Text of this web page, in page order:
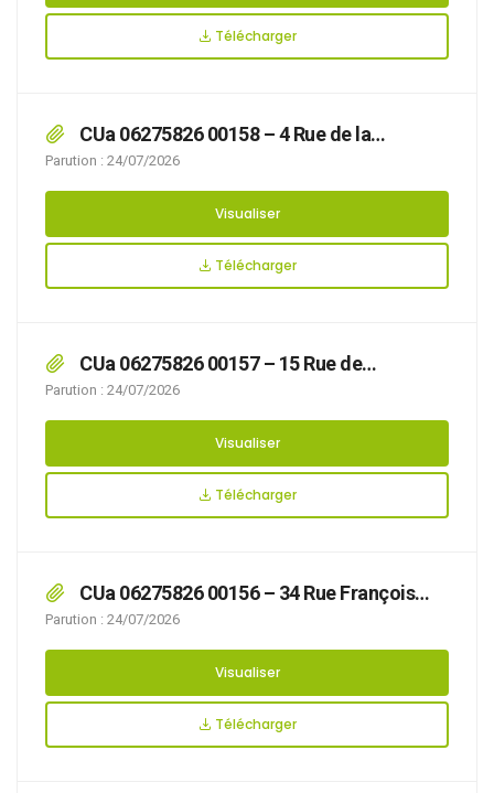
Télécharger
CUa 06275826 00158 – 4 Rue de la
Chaudière
Parution : 24/07/2026
Visualiser
Télécharger
CUa 06275826 00157 – 15 Rue de
Maquétra
Parution : 24/07/2026
Visualiser
Télécharger
CUa 06275826 00156 – 34 Rue François
Boulanger
Parution : 24/07/2026
Visualiser
Télécharger